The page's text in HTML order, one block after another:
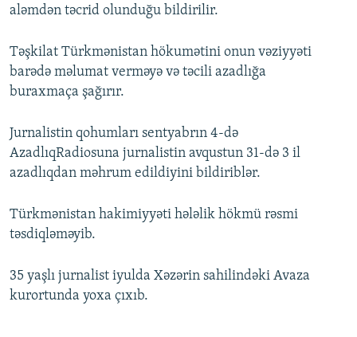
aləmdən təcrid olunduğu bildirilir.
Təşkilat Türkmənistan hökumətini onun vəziyyəti
barədə məlumat verməyə və təcili azadlığa
buraxmaça şağırır.
Jurnalistin qohumları sentyabrın 4-də
AzadlıqRadiosuna jurnalistin avqustun 31-də 3 il
azadlıqdan məhrum edildiyini bildiriblər.
Türkmənistan hakimiyyəti hələlik hökmü rəsmi
təsdiqləməyib.
35 yaşlı jurnalist iyulda Xəzərin sahilindəki Avaza
kurortunda yoxa çıxıb.